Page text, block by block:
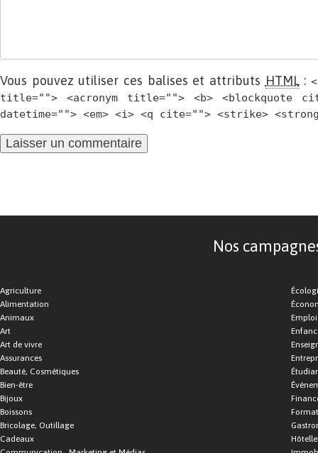
Vous pouvez utiliser ces balises et attributs HTML:
title=""> <acronym title=""> <b> <blockquote
datetime=""> <em> <i> <q cite=""> <strike>
Nos
Agriculture
Alimentation
Animaux
Art
Art de vivre
Assurances
Beauté, Cosmétiques
Bien-être
Bijoux
Boissons
Bricolage, Outillage
Cadeaux
Emploi